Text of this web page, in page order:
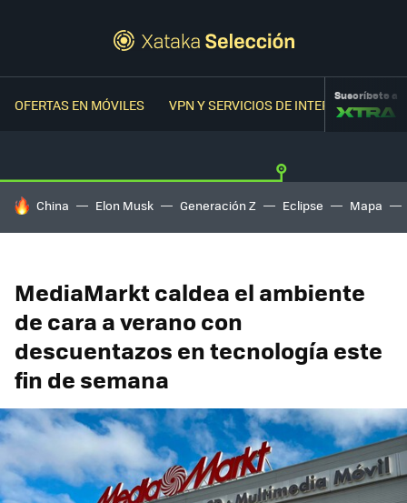
OFERTAS EN MÓVILES VPN Y SERVICIOS DE INTERNETSuscríbete a
HOY SE HABLA DE
China Elon Musk Generación Z Eclipse Mapa
MediaMarkt caldea el ambiente
de cara a verano con
descuentazos en tecnología este
fin de semana